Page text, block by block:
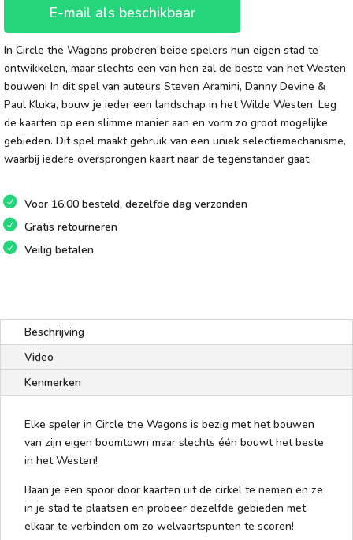
E-mail als beschikbaar
In Circle the Wagons proberen beide spelers hun eigen stad te
ontwikkelen, maar slechts een van hen zal de beste van het Westen
bouwen! In dit spel van auteurs Steven Aramini, Danny Devine &
Paul Kluka, bouw je ieder een landschap in het Wilde Westen. Leg
de kaarten op een slimme manier aan en vorm zo groot mogelijke
gebieden. Dit spel maakt gebruik van een uniek selectiemechanisme,
waarbij iedere oversprongen kaart naar de tegenstander gaat.
Voor 16:00 besteld, dezelfde dag verzonden
Gratis retourneren
Veilig betalen
Beschrijving
Video
Kenmerken
Elke speler in Circle the Wagons is bezig met het bouwen
van zijn eigen boomtown maar slechts één bouwt het beste
in het Westen!
Baan je een spoor door kaarten uit de cirkel te nemen en ze
in je stad te plaatsen en probeer dezelfde gebieden met
elkaar te verbinden om zo welvaartspunten te scoren!